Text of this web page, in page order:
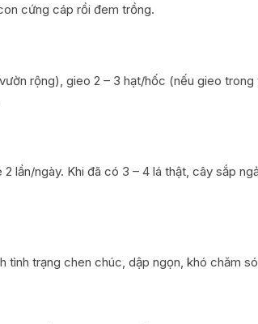
cứng cáp rồi đem trồng.
rộng), gieo 2 – 3 hạt/hốc (nếu gieo
lần/ngày. Khi đã có 3 – 4 lá thật, cây sắp
trạng chen chúc, dập ngọn, khó chăm